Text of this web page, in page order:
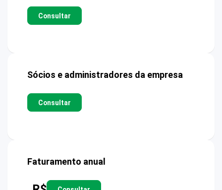
Consultar
Sócios e administradores da empresa
Consultar
Faturamento anual